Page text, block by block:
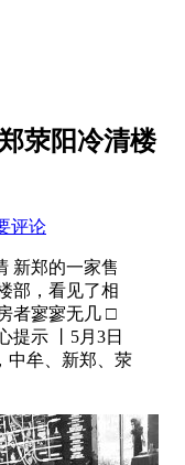
荥阳冷清楼
评论
新郑的一家售
部，看见了相
者寥寥无几 □
提示 丨5月3日
中牟、新郑、荥